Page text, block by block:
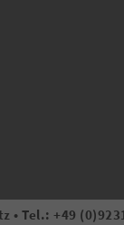
Tel.: +49